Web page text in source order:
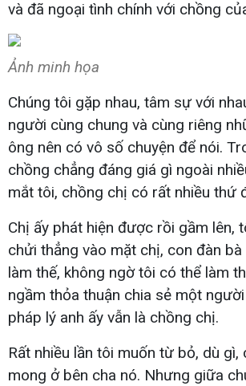
và đã ngoại tình chính với chồng
Ảnh minh họa
Chúng tôi gặp nhau, tâm sự với
người cùng chung và cùng riêng
ông nên có vô số chuyện để nói.
chồng chẳng đáng giá gì ngoài
mắt tôi, chồng chị có rất nhiều thứ
Chị ấy phát hiện được rồi gầm lên,
chửi thẳng vào mặt chị, con đàn
làm thế, không ngờ tôi có thể làm
ngầm thỏa thuận chia sẻ một
pháp lý anh ấy vẫn là chồng chị.
Rất nhiều lần tôi muốn từ bỏ, dù gì,
mong ở bên cha nó. Nhưng giữa